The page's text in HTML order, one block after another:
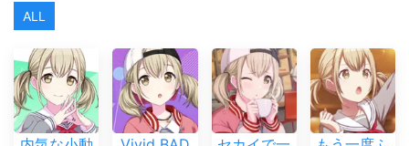
ALL